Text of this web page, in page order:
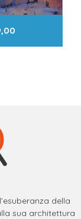
della
sua architettura